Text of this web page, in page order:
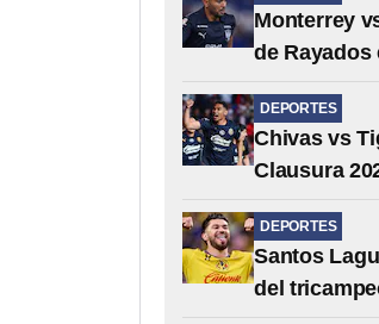
Monterrey
de Rayados
DEPORTES
Chivas vs
Clausura
DEPORTES
Santos
del